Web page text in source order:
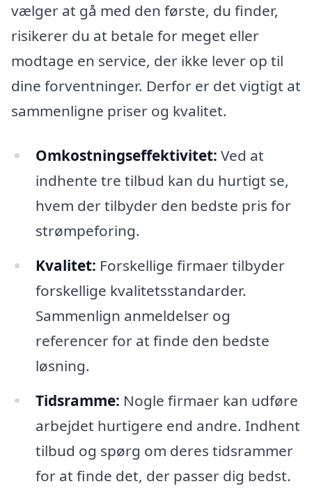
vælger at gå med den første, du finder,
risikerer du at betale for meget eller
modtage en service, der ikke lever op til
dine forventninger. Derfor er det vigtigt at
sammenligne priser og kvalitet.
Omkostningseffektivitet: Ved at
indhente tre tilbud kan du hurtigt se,
hvem der tilbyder den bedste pris for
strømpeforing.
Kvalitet: Forskellige firmaer tilbyder
forskellige kvalitetsstandarder.
Sammenlign anmeldelser og
referencer for at finde den bedste
løsning.
Tidsramme: Nogle firmaer kan udføre
arbejdet hurtigere end andre. Indhent
tilbud og spørg om deres tidsrammer
for at finde det, der passer dig bedst.